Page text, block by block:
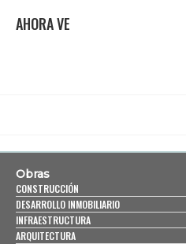
AHORA VE
Obras
CONSTRUCCIÓN
DESARROLLO INMOBILIARIO
INFRAESTRUCTURA
ARQUITECTURA